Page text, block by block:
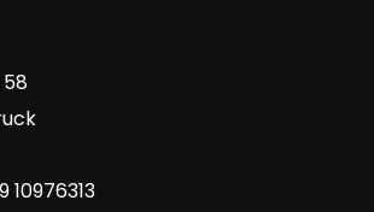
10976313